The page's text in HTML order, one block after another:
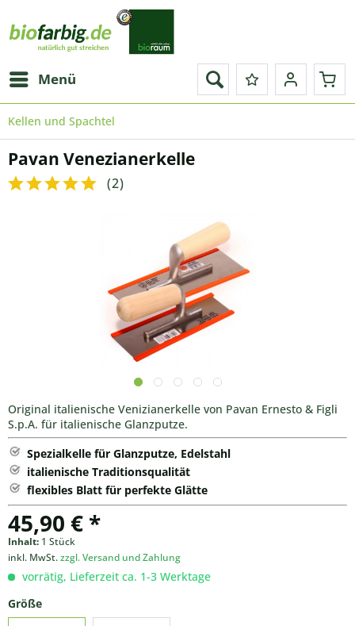
Menü
Kellen und Spachtel
Pavan Venezianerkelle
(2)
Original italienische Venizianerkelle von Pavan Ernesto & Figli
S.p.A. für italienische Glanzputze.
Spezialkelle für Glanzputze, Edelstahl
italienische Traditionsqualität
flexibles Blatt für perfekte Glätte
45,90 € *
Inhalt: 1 Stück
inkl. MwSt.zzgl. Versand und Zahlung
vorrätig, Lieferzeit ca. 1-3 Werktage
Größe